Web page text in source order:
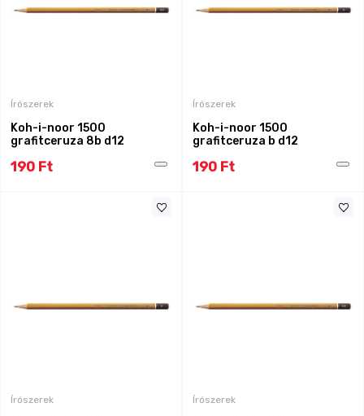
Írószerek
Koh-i-noor 1500
grafitceruza 8b d12
190 Ft
Írószerek
Koh-i-noor 1500
grafitceruza b d12
190 Ft
Írószerek Írószerek